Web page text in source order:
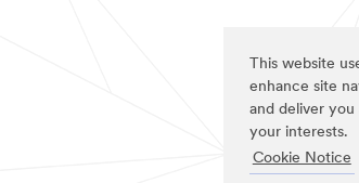
This website
enhance site
and deliver you
your interests.
Cookie Notice